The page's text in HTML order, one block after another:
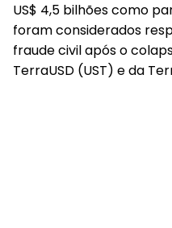
US$ 4,5 bilhões como
foram considerados
fraude civil após o
TerraUSD (UST) e da